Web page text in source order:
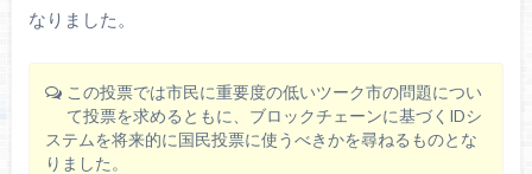
なりました。
この投票では市民に重要度の低いツーク市の問題につい
て投票を求めるともに、ブロックチェーンに基づくIDシ
ステムを将来的に国民投票に使うべきかを尋ねるものとな
りました。